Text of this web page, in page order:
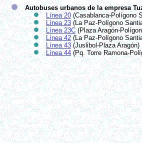
Autobuses urbanos de la empresa
Línea 20(Casablanca-Polígono
Línea 23(La Paz-Polígono
Línea 23C(Plaza Aragón-
Línea 42(La Paz-Polígono
Línea 43(Juslibol-Plaza Aragón)
Línea 44(Pq. Torre Ramona-